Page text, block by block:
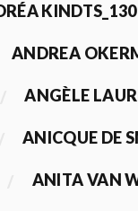
ANDREA
ANGÈLE
ANICQUE DE
ANITA VAN